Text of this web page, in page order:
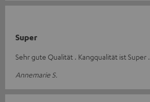
Super
Sehr gute Qualität . Kangqualität ist Super .
Annemarie S.